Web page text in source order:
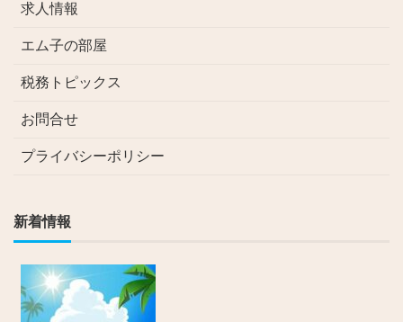
求人情報
エム子の部屋
税務トピックス
お問合せ
プライバシーポリシー
新着情報